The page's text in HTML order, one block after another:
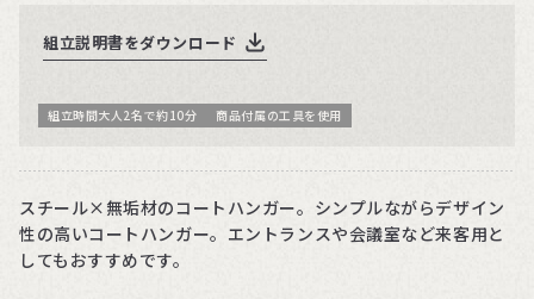
組立説明書をダウンロード
組立時間大人2名で約10分 商品付属の工具を使用
スチール×無垢材のコートハンガー。シンプルながらデザイン
性の高いコートハンガー。エントランスや会議室など来客用と
してもおすすめです。